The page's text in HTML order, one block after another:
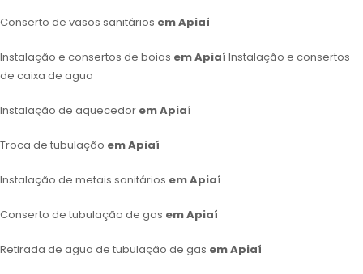
Conserto de vasos sanitários em Apiaí
Instalação e consertos de boias em Apiaí Instalação e consertos
de caixa de agua
Instalação de aquecedor em Apiaí
Troca de tubulação em Apiaí
Instalação de metais sanitários em Apiaí
Conserto de tubulação de gas em Apiaí
Retirada de agua de tubulação de gas em Apiaí